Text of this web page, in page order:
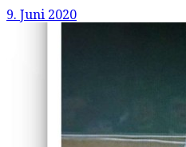
9. Juni 2020